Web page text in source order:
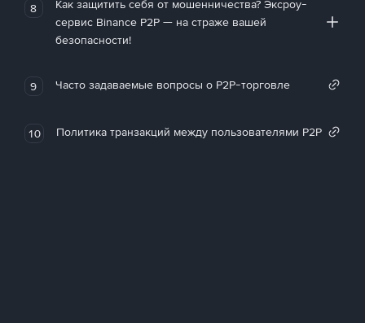
8
Как защитить себя от мошенничества? Эксроу-
сервис Binance P2P — на страже вашей
безопасности!
9 Часто задаваемые вопросы о P2P-торговле
10 Политика транзакций между пользователями P2P